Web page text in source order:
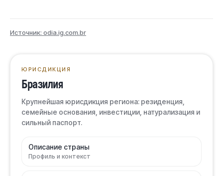
Источник: odia.ig.com.br
ЮРИСДИКЦИЯ
Бразилия
Крупнейшая юрисдикция региона: резиденция,
семейные основания, инвестиции, натурализация и
сильный паспорт.
Описание страны
Профиль и контекст